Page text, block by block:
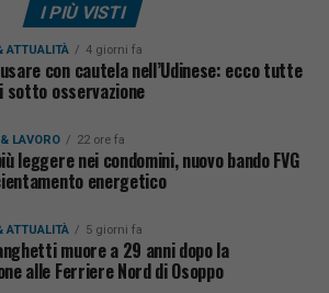
I PIÙ VISTI
ATTUALITÀ 4 giorni fa
con cautela nell’Udinese: ecco tutte
sotto osservazione
LAVORO 22 ore fa
leggere nei condomini, nuovo bando FVG
energetico
ATTUALITÀ 5 giorni fa
muore a 29 anni dopo la
alle Ferriere Nord di Osoppo